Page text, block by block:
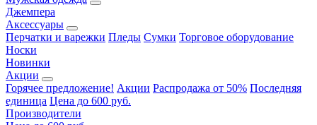
Джемпера
Аксессуары
Перчатки и варежки Пледы Сумки Торговое оборудование
Носки
Новинки
Акции
Горячее предложение! Акции Распродажа от 50% Последняя
единица Цена до 600 руб.
Производители